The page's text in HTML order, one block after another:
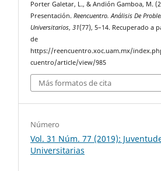
Porter Galetar, L., & Andión Gamboa, M.
Presentación.Reencuentro. Análisis De
Universitarios,31(77), 5–14. Recuperado a
de
https://reencuentro.xoc.uam.mx/
cuentro/article/view/985
Más formatos de cita
Número
Vol. 31 Núm. 77 (2019):
Universitarias